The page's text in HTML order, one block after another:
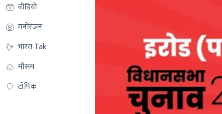
वीडियो
मनोरंजन
भारत Tak
मौसम
टॉपिक